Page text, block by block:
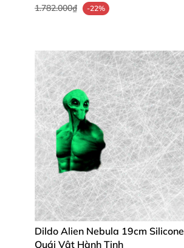
1.782.000₫ -22%
Dildo Alien Nebula 19cm Silicone
Quái Vật Hành Tinh